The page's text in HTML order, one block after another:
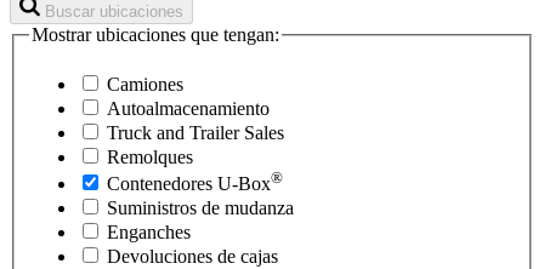
Buscar ubicaciones
Mostrar ubicaciones que tengan:
Camiones
Autoalmacenamiento
Truck and Trailer Sales
Remolques
Contenedores U-Box®
Suministros de mudanza
Enganches
Devoluciones de cajas